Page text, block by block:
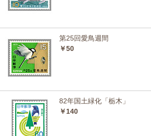
第25回愛鳥週間
￥50
82年国土緑化「栃木」
￥140